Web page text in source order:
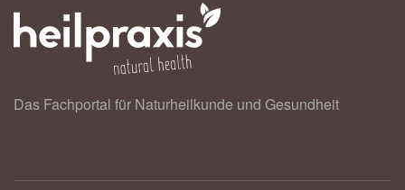
Das Fachportal für Naturheilkunde und Gesundheit